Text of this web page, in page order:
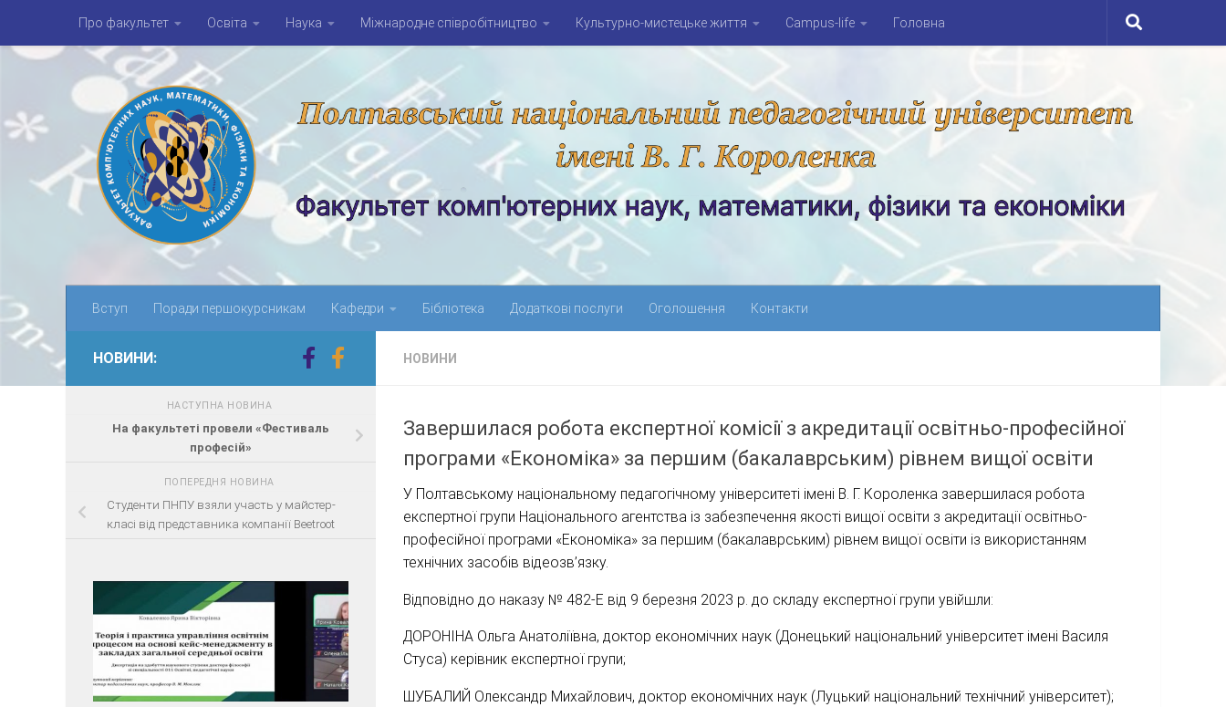
Skip to contentПро факультет Освіта Наука Міжнародне співробітництво Культурно-мистецьке життя Campus-life Головна
Вступ Поради першокурсникам Кафедри Бібліотека Додаткові послуги Оголошення Контакти
НОВИНИ
Завершилася робота експертної комісії з акредитації освітньо-професійної
програми «Економіка» за першим (бакалаврським) рівнем вищої освіти
У Полтавському національному педагогічному університеті імені В. Г. Короленка завершилася робота
експертної групи Національного агентства із забезпечення якості вищої освіти з акредитації освітньо-
професійної програми «Економіка» за першим (бакалаврським) рівнем вищої освіти із використанням
технічних засобів відеозв’язку.
Відповідно до наказу № 482-Е від 9 березня 2023 р. до складу експертної групи увійшли:
ДОРОНІНА Ольга Анатоліївна, доктор економічних наук (Донецький національний університет імені Василя
Стуса) керівник експертної групи;
ШУБАЛИЙ Олександр Михайлович, доктор економічних наук (Луцький національний технічний університет);
НОВИНИ:
НАСТУПНА НОВИНА
На факультеті провели «Фестиваль
професій»
ПОПЕРЕДНЯ НОВИНА
Студенти ПНПУ взяли участь у майстер-
класі від представника компанії Beetroot